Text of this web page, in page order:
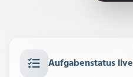
Aufgabenstatus live